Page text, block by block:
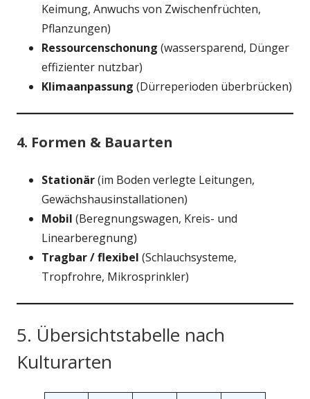
Keimung, Anwuchs von Zwischenfrüchten,
Pflanzungen)
Ressourcenschonung (wassersparend, Dünger
effizienter nutzbar)
Klimaanpassung (Dürreperioden überbrücken)
4. Formen & Bauarten
Stationär(im Boden verlegte Leitungen,
Gewächshausinstallationen)
Mobil (Beregnungswagen, Kreis- und
Linearberegnung)
Tragbar / flexibel (Schlauchsysteme,
Tropfrohre, Mikrosprinkler)
5. Übersichtstabelle nach
Kulturarten